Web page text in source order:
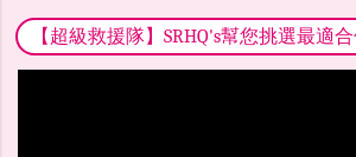
【超級救援隊】SRHQ's幫您挑選最
趣味家庭校園短劇【MOMO這一家 精